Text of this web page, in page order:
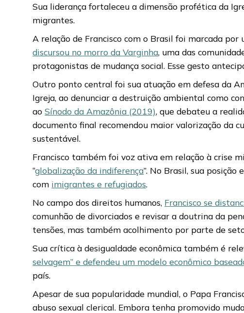
Sua liderança fortaleceu a dimensão profética da
migrantes.
A relação de Francisco com o Brasil foi marcada
discursou no morro da Varginha, uma das
protagonistas de mudança social. Esse gesto
Outro ponto central foi sua atuação em defesa da
Igreja, ao denunciar a destruição ambiental como
aoSínodo da Amazônia (2019), que debateu a
documento final recomendou maior valorização da
sustentável.
Francisco também foi voz ativa em relação à crise
“globalização da indiferença”. No Brasil, sua
com imigrantes e refugiados.
No campo dos direitos humanos, Francisco se
comunhão de divorciados e revisar a doutrina da
tensões, mas também acolhimento por parte de
Sua crítica à desigualdade econômica também é
selvagem” e defendeu um modelo econômico
país.
Apesar de sua popularidade mundial, o Papa
abuso sexual clerical. Embora tenha promovido